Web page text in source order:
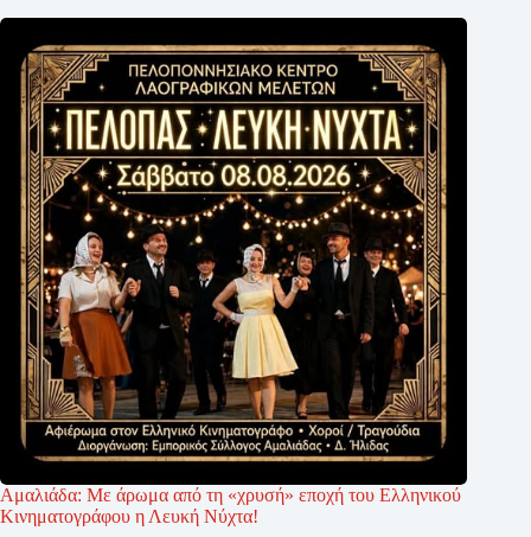
Αμαλιάδα: Με άρωμα από τη «χρυσή» εποχή του Ελληνικού
Κινηματογράφου η Λευκή Νύχτα!